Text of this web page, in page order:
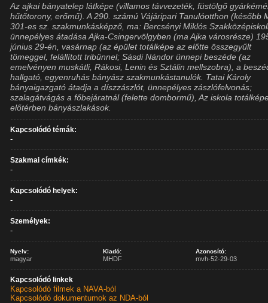
Az ajkai bányatelep látképe (villamos távvezeték, füstölgő
hűtőtorony, erőmű). A 290. számú Vájáripari Tanulóotthon (később
301-es sz. szakmunkásképző, ma: Bercsényi Miklós
ünnepélyes átadása Ajka-Csingervölgyben (ma Ajka városrésze)
június 29-én, vasárnap (az épület totálképe az előtte összegyűlt
tömeggel, felállított tribünnel; Sásdi Nándor ünnepi beszéde (az
emelvényen muskátli, Rákosi, Lenin és Sztálin mellszobra), a
hallgató, egyenruhás bányász szakmunkástanulók. Tatai Károly
bányaigazgató átadja a díszzászlót, ünnepélyes zászlófelvonás;
szalagátvágás a főbejáratnál (felette dombormű), Az iskola
előtérben bányászlakások.
Kapcsolódó témák:
-
Szakmai címkék:
-
Kapcsolódó helyek:
-
Személyek:
-
Nyelv:
magyar
Kiadó:
MHDF
Azonosító:
mvh-52-29-03
Kapcsolódó linkek
Kapcsolódó filmek a NAVA-ból
Kapcsolódó dokumentumok az NDA-ból